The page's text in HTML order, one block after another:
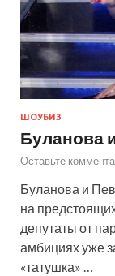
ШОУБИЗ
Буланова
Оставьте
Буланова и
на
депутаты от
амбициях уже
«татушка» …